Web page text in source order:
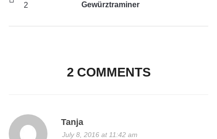
Gewürztraminer
2 COMMENTS
Tanja
July 8, 2016 at 11:42 am